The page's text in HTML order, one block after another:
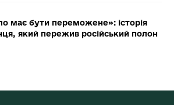
має бути переможене»: історія
який пережив російський полон